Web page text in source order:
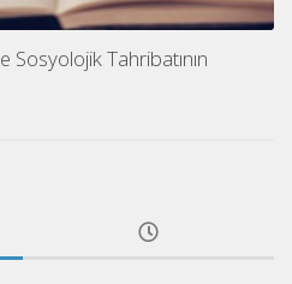
Sosyolojik Tahribatının